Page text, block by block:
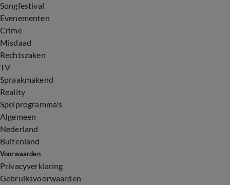
Songfestival
Evenementen
Crime
Misdaad
Rechtszaken
TV
Spraakmakend
Reality
Spelprogramma's
Algemeen
Nederland
Buitenland
Voorwaarden
Privacyverklaring
Gebruiksvoorwaarden